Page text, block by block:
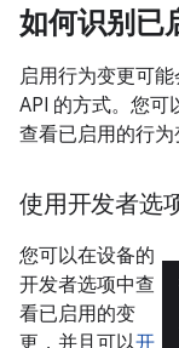
如何识别已
启用行为变更可
API 的方式。您
查看已启用的行为
使用开发者选
您可以在设备的
开发者选项中查
看已启用的变
更，并且可以开